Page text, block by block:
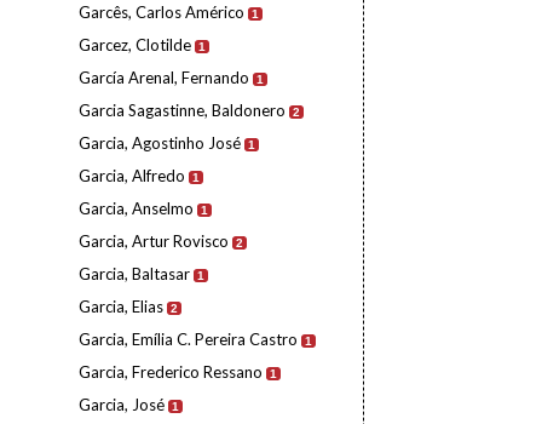
Garcês, Carlos Américo 1
Garcez, Clotilde 1
García Arenal, Fernando 1
Garcia Sagastinne, Baldonero 2
Garcia, Agostinho José 1
Garcia, Alfredo 1
Garcia, Anselmo 1
Garcia, Artur Rovisco 2
Garcia, Baltasar 1
Garcia, Elias 2
Garcia, Emília C. Pereira Castro 1
Garcia, Frederico Ressano 1
Garcia, José 1